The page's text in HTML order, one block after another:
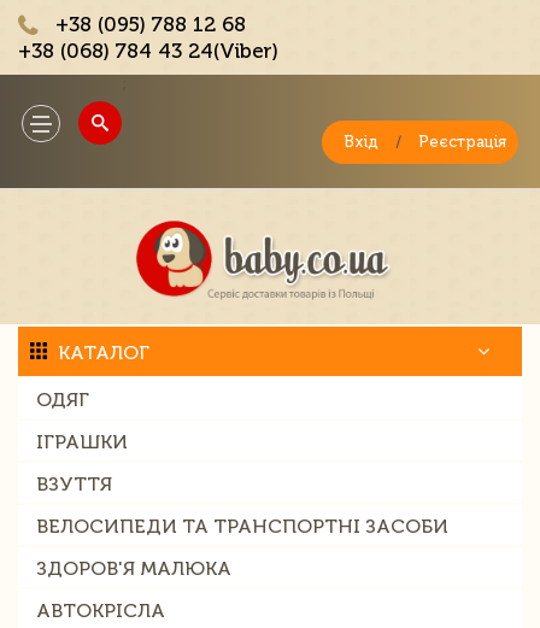
+38 (095) 788 12 68
+38 (068) 784 43 24(Viber)
Toggle
navigation
Вхід / Реєстрація
КАТАЛОГ
ОДЯГ
ІГРАШКИ
ВЗУТТЯ
ВЕЛОСИПЕДИ ТА ТРАНСПОРТНІ ЗАСОБИ
ЗДОРОВ'Я МАЛЮКА
АВТОКРІСЛА